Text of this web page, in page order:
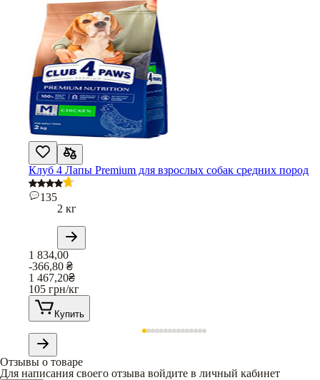
Клуб 4 Лапы Premium для взрослых собак средних пород
135
2 кг
1 834,00
-366,80 ₴
1 467,20₴
105 грн/кг
Купить
Отзывы о товаре
Для написания своего отзыва войдите в личный кабинет